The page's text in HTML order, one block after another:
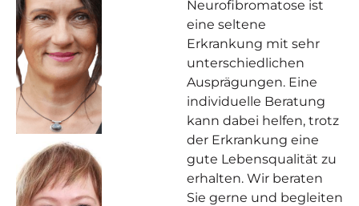
Neurofibromatose ist
eine seltene
Erkrankung mit sehr
unterschiedlichen
Ausprägungen. Eine
individuelle Beratung
kann dabei helfen, trotz
der Erkrankung eine
gute Lebensqualität zu
erhalten. Wir beraten
Sie gerne und begleiten